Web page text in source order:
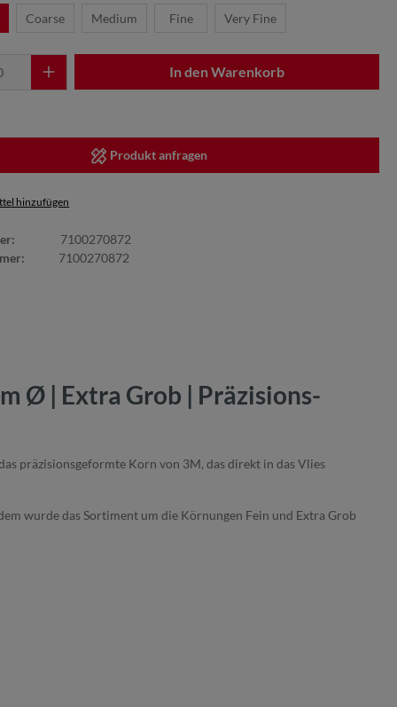
Coarse Medium Fine Very Fine
In den Warenkorb
Produkt anfragen
hinzufügen
7100270872
7100270872
Ø | Extra Grob | Präzisions-
präzisionsgeformte Korn von 3M, das direkt in das Vlies
wurde das Sortiment um die Körnungen Fein und Extra Grob